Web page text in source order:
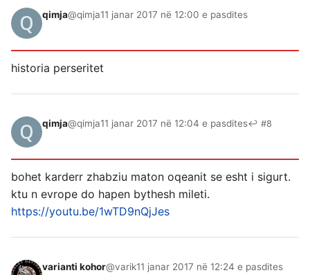
qimja@qimja11 janar 2017 në 12:00 e pasdites
historia perseritet
qimja@qimja11 janar 2017 në 12:04 e pasdites↩ #8
bohet karderr zhabziu maton oqeanit se esht i sigurt.
ktu n evrope do hapen bythesh mileti.
https://youtu.be/1wTD9nQjJes
varianti kohor@varik11 janar 2017 në 12:24 e pasdites